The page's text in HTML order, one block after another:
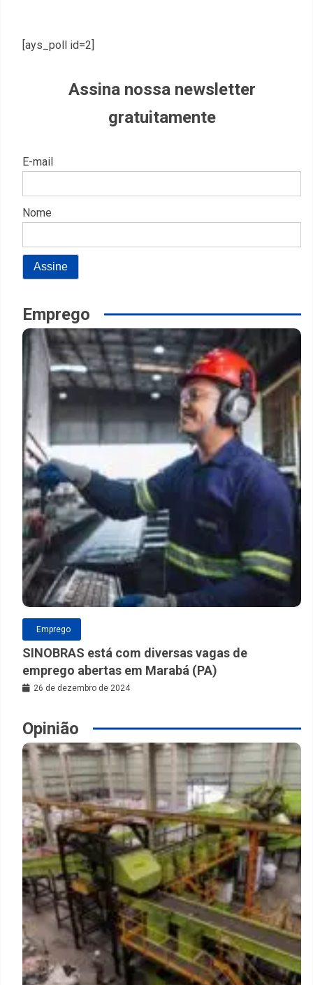
[ays_poll id=2]
Assina nossa newsletter
gratuitamente
E-mail
Nome
Emprego
Emprego
SINOBRAS está com diversas vagas de
emprego abertas em Marabá (PA)
26 de dezembro de 2024
Opinião